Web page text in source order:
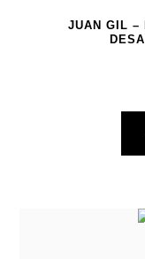
JUAN GIL –